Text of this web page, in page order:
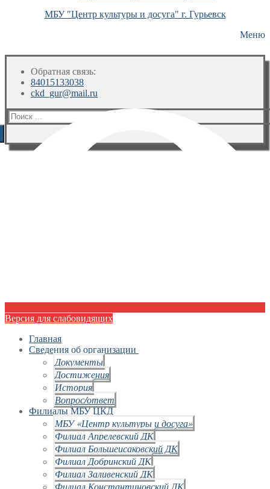
МБУ "Центр культуры и досуга" г. Гурьевск
Меню
Обратная связь:
84015133038
ckd_gur@mail.ru
Искать:
Версия для слабовидящих
Главная
Сведения об организации
Документы
Достижения
История
Вопрос/ответ
Филиалы МБУ ЦКД
МБУ «Центр культуры и досуга»
Филиал Апрелевский ДК
Филиал Большеисаковский ДК
Филиал Добринский ДК
Филиал Заливенский ДК